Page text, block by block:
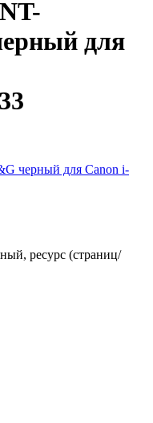
для
ресурс (страниц/